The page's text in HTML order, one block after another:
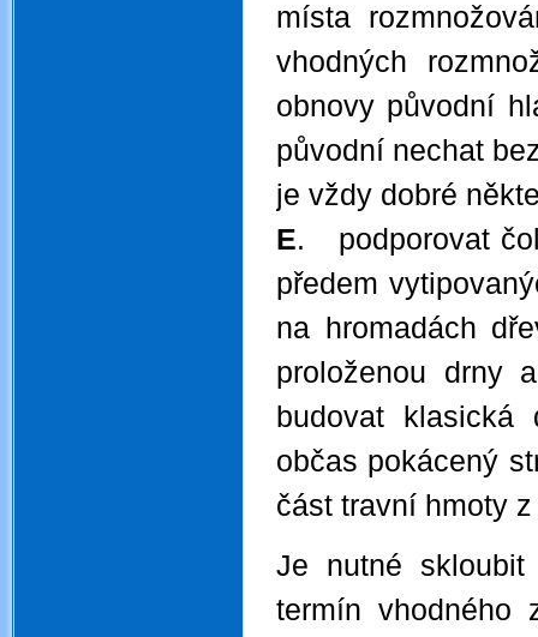
místa
vhodných
obnovy původní
původní nechat
je vždy dobré
E. podporovat
předem
na hromadách
proloženou drny
budovat klasická
občas pokácený
část travní hmoty
Je nutné
termín